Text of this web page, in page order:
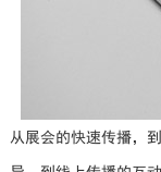
从展会的快速传播，